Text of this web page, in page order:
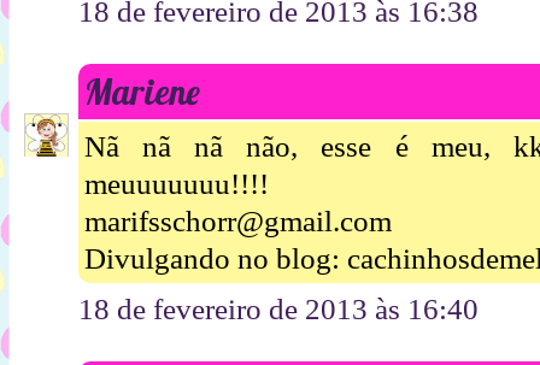
18 de fevereiro de 2013 às 16:38
Mariene
Nã nã nã não, esse é meu,
meuuuuuuu!!!!
marifsschorr@gmail.com
Divulgando no blog:
18 de fevereiro de 2013 às 16:40